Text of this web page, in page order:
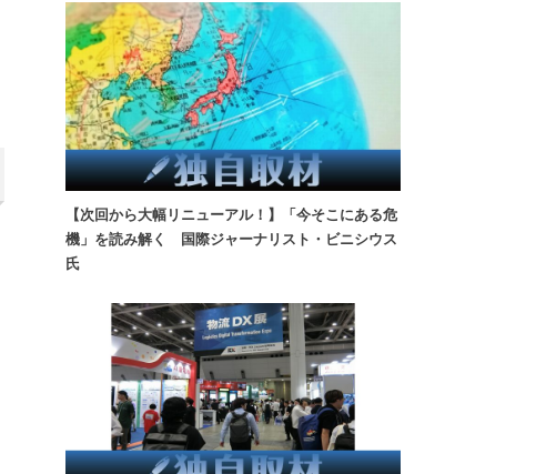
【次回から大幅リニューアル！】「今そこにある危
機」を読み解く 国際ジャーナリスト・ビニシウス
氏